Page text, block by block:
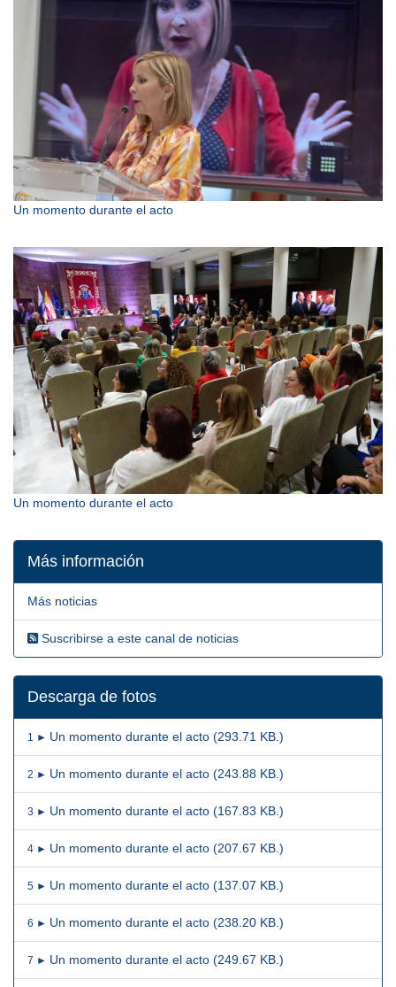
Un momento durante el acto
Un momento durante el acto
Más información
Más noticias
Suscribirse a este canal de noticias
Descarga de fotos
1 ► Un momento durante el acto (293.71 KB.)
2 ► Un momento durante el acto (243.88 KB.)
3 ► Un momento durante el acto (167.83 KB.)
4 ► Un momento durante el acto (207.67 KB.)
5 ► Un momento durante el acto (137.07 KB.)
6 ► Un momento durante el acto (238.20 KB.)
7 ► Un momento durante el acto (249.67 KB.)